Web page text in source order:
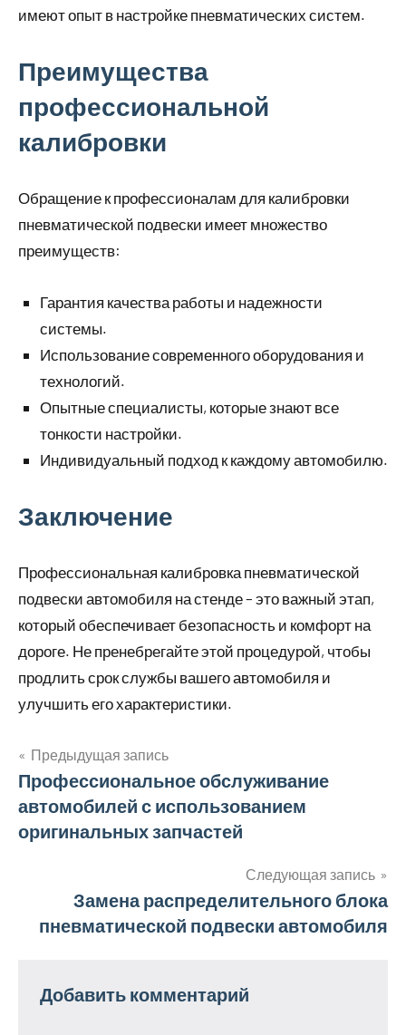
имеют опыт в настройке пневматических систем.
Преимущества
профессиональной
калибровки
Обращение к профессионалам для калибровки
пневматической подвески имеет множество
преимуществ:
Гарантия качества работы и надежности
системы.
Использование современного оборудования и
технологий.
Опытные специалисты, которые знают все
тонкости настройки.
Индивидуальный подход к каждому автомобилю.
Заключение
Профессиональная калибровка пневматической
подвески автомобиля на стенде – это важный этап,
который обеспечивает безопасность и комфорт на
дороге. Не пренебрегайте этой процедурой, чтобы
продлить срок службы вашего автомобиля и
улучшить его характеристики.
Навигация
по
Предыдущая запись
Профессиональное обслуживание
автомобилей с использованием
оригинальных запчастей
Следующая запись
Замена распределительного блока
пневматической подвески автомобиля
Добавить комментарий